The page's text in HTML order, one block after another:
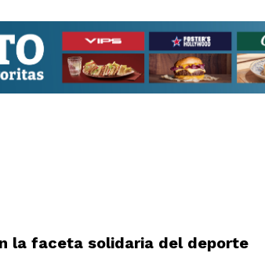
la faceta solidaria del deporte